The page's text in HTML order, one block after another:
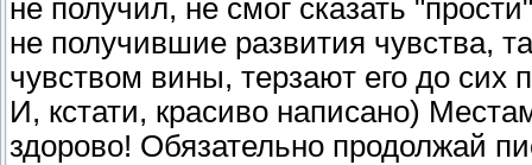
не получил, не смог сказать
не получившие развития чувства,
чувством вины, терзают его до сих
И, кстати, красиво написано)
здорово! Обязательно продолжай